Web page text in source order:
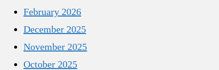
February 2026
December 2025
November 2025
October 2025